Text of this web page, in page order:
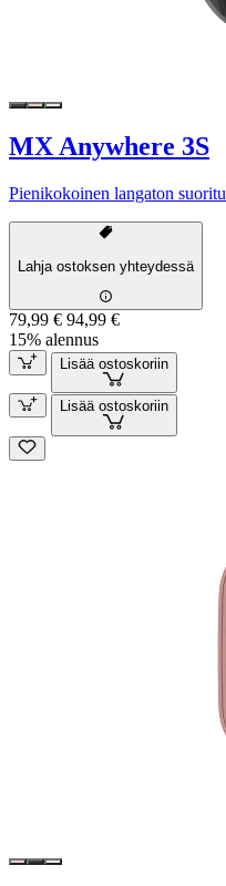
MX Anywhere 3S
Pienikokoinen langaton
Lahja ostoksen yhteydessä
79,99 € 94,99 €
15% alennus
Lisää ostoskoriin
Lisää ostoskoriin